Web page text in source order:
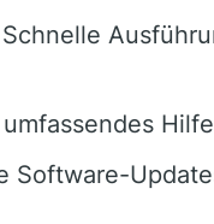
Schnelle
Software-